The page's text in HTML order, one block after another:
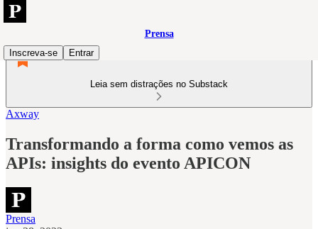
Prensa
Inscreva-se
Entrar
Leia sem distrações no Substack
Axway
Transformando a forma como vemos as
APIs: insights do evento APICON
Prensa